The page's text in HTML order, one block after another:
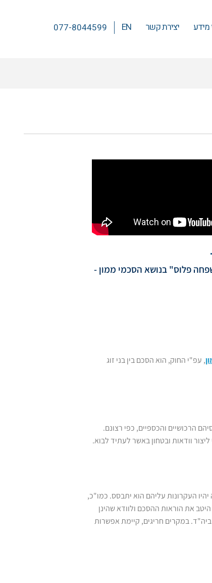
מידע יצירת קשר EN
077-8044599
פלוס" בנושא הסכמי ממון -
, עפ"י החוק, הוא הסכם בין בני זוג
הרכושיים והכספיים, כפי רצונם.
וודאות ובטחון באשר לעתיד לבוא.
העקרונות עליהם הוא יתבסס. כמו"כ,
את הוראות ההסכם ולוודא שהינן
במקרים חריגים, קיימת אפשרות